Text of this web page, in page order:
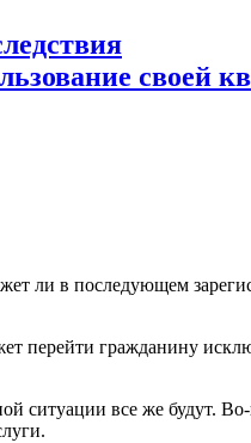
своей
ли в последующем
перейти гражданину
ситуации все же будут.